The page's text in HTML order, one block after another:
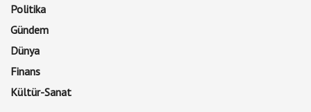
Politika
Gündem
Dünya
Finans
Kültür-Sanat